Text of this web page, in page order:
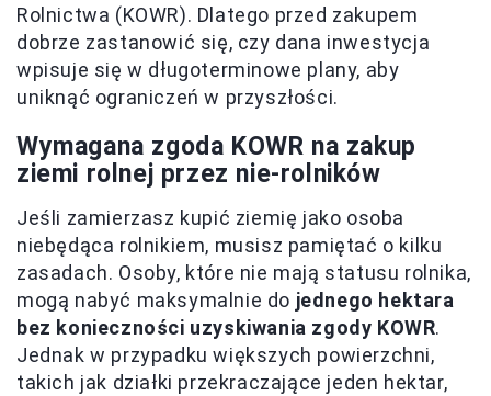
Rolnictwa (KOWR). Dlatego przed zakupem
dobrze zastanowić się, czy dana inwestycja
wpisuje się w długoterminowe plany, aby
uniknąć ograniczeń w przyszłości.
Wymagana zgoda KOWR na zakup
ziemi rolnej przez nie-rolników
Jeśli zamierzasz kupić ziemię jako osoba
niebędąca rolnikiem, musisz pamiętać o kilku
zasadach. Osoby, które nie mają statusu rolnika,
mogą nabyć maksymalnie do jednego hektara
bez konieczności uzyskiwania zgody KOWR.
Jednak w przypadku większych powierzchni,
takich jak działki przekraczające jeden hektar,